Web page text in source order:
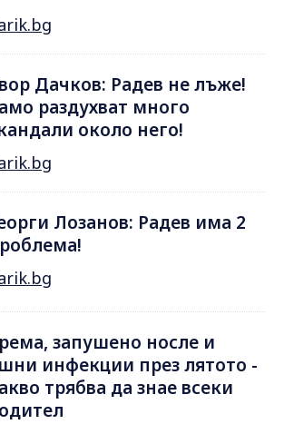
Дачков: Радев не лъже!
раздухват много
около него!
Лозанов: Радев има 2
запушено носле и
инфекции през лятотo -
трябва да знае всеки